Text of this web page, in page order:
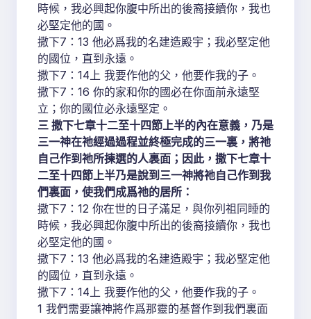
時候，我必興起你腹中所出的後裔接續你，我也
必堅定他的國。
撒下7：13 他必爲我的名建造殿宇；我必堅定他
的國位，直到永遠。
撒下7：14上 我要作他的父，他要作我的子。
撒下7：16 你的家和你的國必在你面前永遠堅
立；你的國位必永遠堅定。
三 撒下七章十二至十四節上半的內在意義，乃是
三一神在祂經過過程並終極完成的三一裏，將祂
自己作到祂所揀選的人裏面；因此，撒下七章十
二至十四節上半乃是說到三一神將祂自己作到我
們裏面，使我們成爲祂的居所：
撒下7：12 你在世的日子滿足，與你列祖同睡的
時候，我必興起你腹中所出的後裔接續你，我也
必堅定他的國。
撒下7：13 他必爲我的名建造殿宇；我必堅定他
的國位，直到永遠。
撒下7：14上 我要作他的父，他要作我的子。
1 我們需要讓神將作爲那靈的基督作到我們裏面